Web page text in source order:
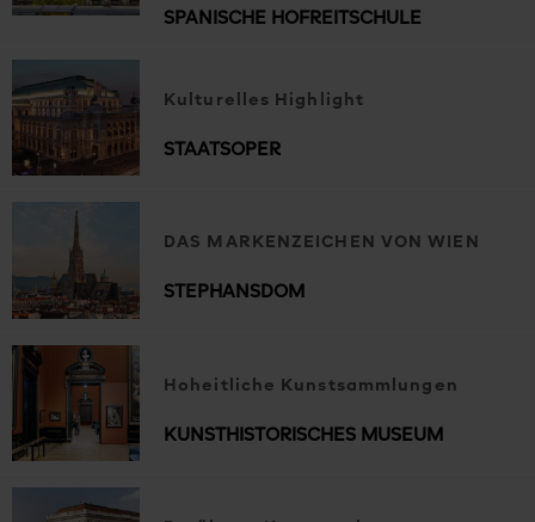
SPANISCHE HOFREITSCHULE
Kulturelles Highlight
STAATSOPER
DAS MARKENZEICHEN VON WIEN
STEPHANSDOM
Hoheitliche Kunstsammlungen
KUNSTHISTORISCHES MUSEUM